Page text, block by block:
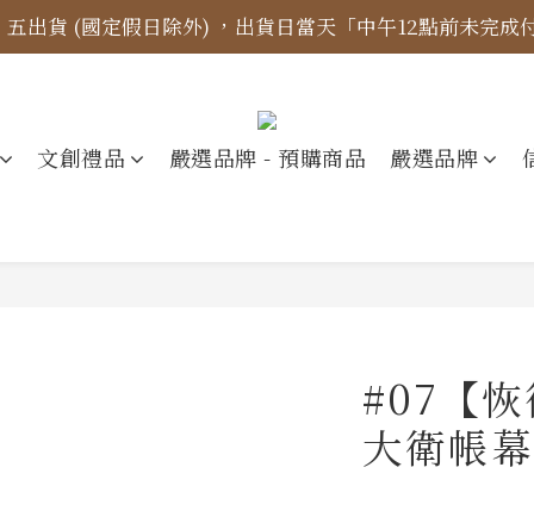
示更新】異象出版品-價格標示更新為原價，折扣一律購物
出貨 (國定假日除外) ，出貨日當天「中午12點前未完成
示更新】異象出版品-價格標示更新為原價，折扣一律購物
文創禮品 嚴選品牌 - 預購商品 嚴選品牌
#07【恢
大衛帳